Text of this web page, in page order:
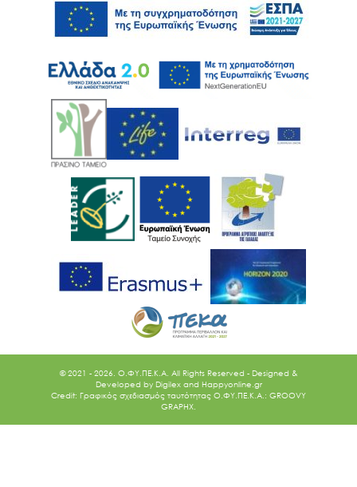
© 2021 - 2026. O.ΦΥ.ΠΕ.Κ.Α. All Rights Reserved - Designed &
Developed by Digilex and Happyonline.gr
Credit: Γραφικός σχεδιασμός ταυτότητας Ο.ΦΥ.ΠΕ.Κ.Α.: GROOVY
GRAPHX.